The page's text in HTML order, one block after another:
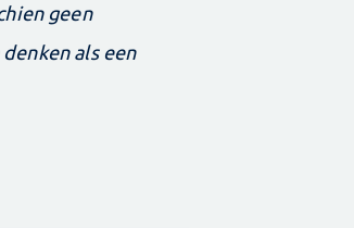
geen
als een